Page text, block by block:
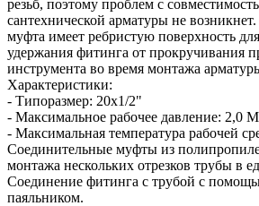
резьб, поэтому проблем с
сантехнической арматуры не
муфта имеет ребристую поверхность
удержания фитинга от прокручивания
инструмента во время монтажа
Характеристики:
- Типоразмер: 20х1/2"
- Максимальное рабочее давление: 2,0
- Максимальная температура рабочей
Соединительные муфты из
монтажа нескольких отрезков трубы в
Соединение фитинга с трубой с
паяльником.